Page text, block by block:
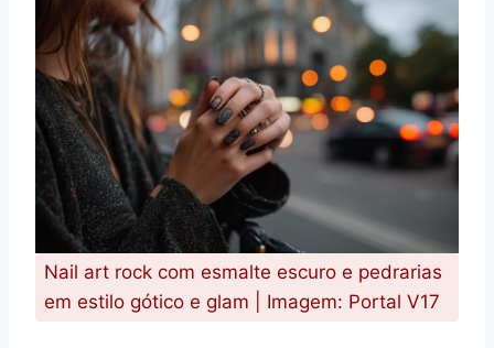
Nail art rock com esmalte escuro e pedrarias
em estilo gótico e glam | Imagem: Portal V17